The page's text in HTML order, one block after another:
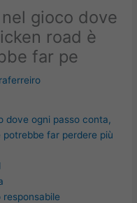
gioco dove
road è
far pe
dove ogni passo conta,
far perdere più